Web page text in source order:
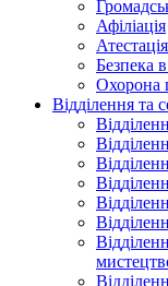
Афіліація
Безпека в
Охорона
Відділення та